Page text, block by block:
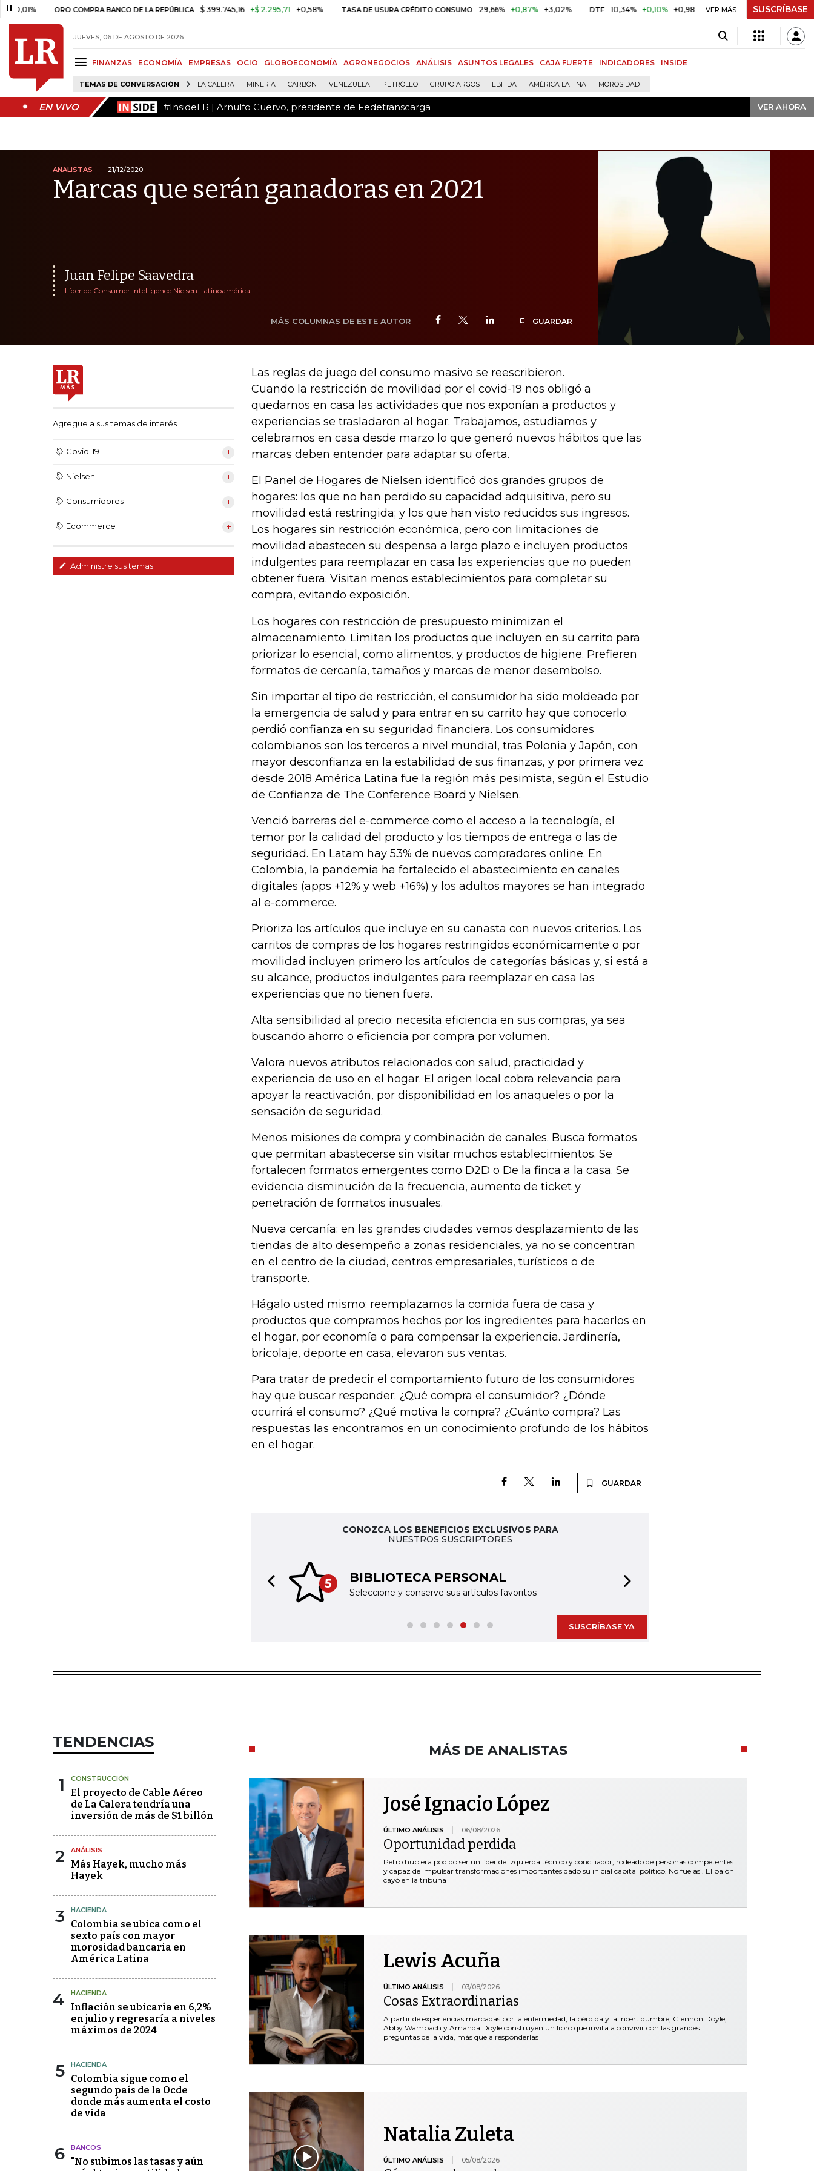
ORO COMPRA BANCO DE LA REPÚBLICA $ 399.745,16 +$ 2.295,71 +0,58% TASA DE USURA CRÉDITO CONSUMO 29,66% +0,87% +3,02% DTF 10,34% +0,10% +0,98% UVR $ 416,86 +$ 0,05 +0,01%
VER MÁS SUSCRÍBASE
JUEVES, 06 DE AGOSTO DE 2026
FINANZAS ECONOMÍA EMPRESAS OCIO GLOBOECONOMÍA AGRONEGOCIOS ANÁLISIS ASUNTOS LEGALES CAJA FUERTE INDICADORES INSIDE
TEMAS DE CONVERSACIÓN LA CALERA MINERÍA CARBÓN VENEZUELA PETRÓLEO GRUPO ARGOS EBITDA AMÉRICA LATINA MOROSIDAD
EN VIVO #InsideLR | Arnulfo Cuervo, presidente de Fedetranscarga VER AHORA
EN VIVO #InsideLR | Arnulfo Cuervo, presidente de Fedetranscarga VER AHORA
ANALISTAS 21/12/2020
Marcas que serán ganadoras en 2021
Juan Felipe Saavedra
Líder de Consumer Intelligence Nielsen Latinoamérica
MÁS COLUMNAS DE ESTE AUTOR GUARDAR
Agregue a sus temas de interés
Covid-19
Nielsen
Consumidores
Ecommerce
Administre sus temas
Las reglas de juego del consumo masivo se reescribieron.
Cuando la restricción de movilidad por el covid-19 nos obligó a
quedarnos en casa las actividades que nos exponían a productos y
experiencias se trasladaron al hogar. Trabajamos, estudiamos y
celebramos en casa desde marzo lo que generó nuevos hábitos que las
marcas deben entender para adaptar su oferta.
El Panel de Hogares de Nielsen identificó dos grandes grupos de
hogares: los que no han perdido su capacidad adquisitiva, pero su
movilidad está restringida; y los que han visto reducidos sus ingresos.
Los hogares sin restricción económica, pero con limitaciones de
movilidad abastecen su despensa a largo plazo e incluyen productos
indulgentes para reemplazar en casa las experiencias que no pueden
obtener fuera. Visitan menos establecimientos para completar su
compra, evitando exposición.
Los hogares con restricción de presupuesto minimizan el
almacenamiento. Limitan los productos que incluyen en su carrito para
priorizar lo esencial, como alimentos, y productos de higiene. Prefieren
formatos de cercanía, tamaños y marcas de menor desembolso.
Sin importar el tipo de restricción, el consumidor ha sido moldeado por
la emergencia de salud y para entrar en su carrito hay que conocerlo:
perdió confianza en su seguridad financiera. Los consumidores
colombianos son los terceros a nivel mundial, tras Polonia y Japón, con
mayor desconfianza en la estabilidad de sus finanzas, y por primera vez
desde 2018 América Latina fue la región más pesimista, según el Estudio
de Confianza de The Conference Board y Nielsen.
Venció barreras del e-commerce como el acceso a la tecnología, el
temor por la calidad del producto y los tiempos de entrega o las de
seguridad. En Latam hay 53% de nuevos compradores online. En
Colombia, la pandemia ha fortalecido el abastecimiento en canales
digitales (apps +12% y web +16%) y los adultos mayores se han integrado
al e-commerce.
Prioriza los artículos que incluye en su canasta con nuevos criterios. Los
carritos de compras de los hogares restringidos económicamente o por
movilidad incluyen primero los artículos de categorías básicas y, si está a
su alcance, productos indulgentes para reemplazar en casa las
experiencias que no tienen fuera.
Alta sensibilidad al precio: necesita eficiencia en sus compras, ya sea
buscando ahorro o eficiencia por compra por volumen.
Valora nuevos atributos relacionados con salud, practicidad y
experiencia de uso en el hogar. El origen local cobra relevancia para
apoyar la reactivación, por disponibilidad en los anaqueles o por la
sensación de seguridad.
Menos misiones de compra y combinación de canales. Busca formatos
que permitan abastecerse sin visitar muchos establecimientos. Se
fortalecen formatos emergentes como D2D o De la finca a la casa. Se
evidencia disminución de la frecuencia, aumento de ticket y
penetración de formatos inusuales.
Nueva cercanía: en las grandes ciudades vemos desplazamiento de las
tiendas de alto desempeño a zonas residenciales, ya no se concentran
en el centro de la ciudad, centros empresariales, turísticos o de
transporte.
Hágalo usted mismo: reemplazamos la comida fuera de casa y
productos que compramos hechos por los ingredientes para hacerlos en
el hogar, por economía o para compensar la experiencia. Jardinería,
bricolaje, deporte en casa, elevaron sus ventas.
Para tratar de predecir el comportamiento futuro de los consumidores
hay que buscar responder: ¿Qué compra el consumidor? ¿Dónde
ocurrirá el consumo? ¿Qué motiva la compra? ¿Cuánto compra? Las
respuestas las encontramos en un conocimiento profundo de los hábitos
en el hogar.
GUARDAR
CONOZCA LOS BENEFICIOS EXCLUSIVOS PARA
NUESTROS SUSCRIPTORES
5 BIBLIOTECA PERSONAL
Seleccione y conserve sus artículos favoritos
Previous slide
SUSCRÍBASE YA
TENDENCIAS
1 CONSTRUCCIÓN
El proyecto de Cable Aéreo
de La Calera tendría una
inversión de más de $1 billón
2 ANÁLISIS
Más Hayek, mucho más
Hayek
3 HACIENDA
Colombia se ubica como el
sexto país con mayor
morosidad bancaria en
América Latina
4 HACIENDA
Inflación se ubicaría en 6,2%
en julio y regresaría a niveles
máximos de 2024
5 HACIENDA
Colombia sigue como el
segundo país de la Ocde
donde más aumenta el costo
de vida
6 BANCOS
"No subimos las tasas y aún
MÁS DE ANALISTAS
José Ignacio López
ÚLTIMO ANÁLISIS 06/08/2026
Oportunidad perdida
Petro hubiera podido ser un líder de izquierda técnico y conciliador, rodeado de personas competentes
y capaz de impulsar transformaciones importantes dado su inicial capital político. No fue así. El balón
cayó en la tribuna
Lewis Acuña
ÚLTIMO ANÁLISIS 03/08/2026
Cosas Extraordinarias
A partir de experiencias marcadas por la enfermedad, la pérdida y la incertidumbre, Glennon Doyle,
Abby Wambach y Amanda Doyle construyen un libro que invita a convivir con las grandes
preguntas de la vida, más que a responderlas
Natalia Zuleta
ÚLTIMO ANÁLISIS 05/08/2026